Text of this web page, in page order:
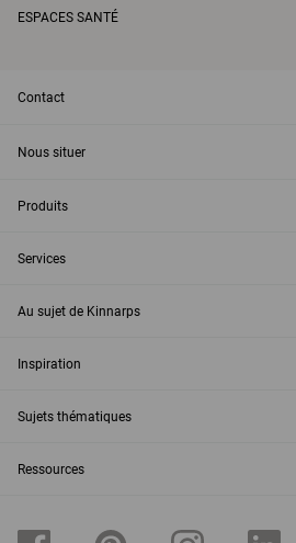
ESPACES SANTÉ
Contact
Nous situer
Produits
Services
Au sujet de Kinnarps
Inspiration
Sujets thématiques
Ressources